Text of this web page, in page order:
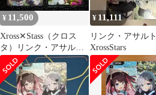
¥ 11,500
Xross✕Stass（クロス
タ）リンク・アサルト
SRP アタックカード
ACE
¥ 11,111
リンク・アサル
XrossStars